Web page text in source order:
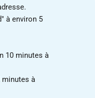
à environ 5
10 minutes à
minutes à